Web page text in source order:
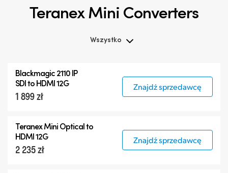
Teranex Mini Converters
Wszystko
Teranex Mini
Teranex Mini Optical Fiber
Blackmagic 2110 IP
SDI to HDMI 12G
1 899 zł
Znajdź sprzedawcę
Teranex Mini Optical to
HDMI 12G
2 235 zł
Znajdź sprzedawcę